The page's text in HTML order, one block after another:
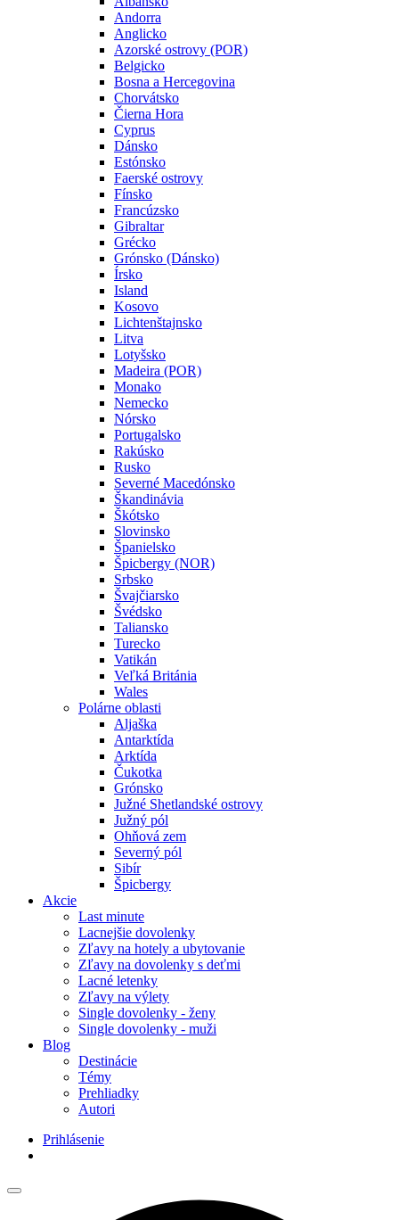
Andorra
Anglicko
Azorské ostrovy (POR)
Belgicko
Bosna a Hercegovina
Chorvátsko
Čierna Hora
Cyprus
Dánsko
Estónsko
Faerské ostrovy
Fínsko
Francúzsko
Gibraltar
Grécko
Grónsko (Dánsko)
Írsko
Island
Kosovo
Lichtenštajnsko
Litva
Lotyšsko
Madeira (POR)
Monako
Nemecko
Nórsko
Portugalsko
Rakúsko
Rusko
Severné Macedónsko
Škandinávia
Škótsko
Slovinsko
Španielsko
Špicbergy (NOR)
Srbsko
Švajčiarsko
Švédsko
Taliansko
Turecko
Vatikán
Veľká Británia
Wales
Polárne oblasti
Aljaška
Antarktída
Arktída
Čukotka
Grónsko
Južné Shetlandské ostrovy
Južný pól
Ohňová zem
Severný pól
Sibír
Špicbergy
Akcie
Last minute
Lacnejšie dovolenky
Zľavy na hotely a ubytovanie
Zľavy na dovolenky s deťmi
Lacné letenky
Zľavy na výlety
Single dovolenky - ženy
Single dovolenky - muži
Blog
Destinácie
Témy
Prehliadky
Autori
Prihlásenie